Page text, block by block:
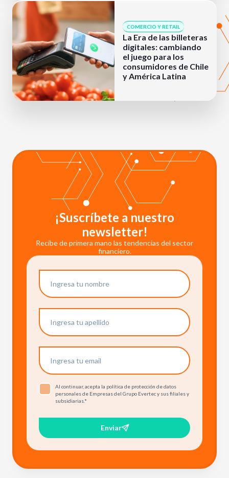
COMERCIO Y RETAIL
La Era de las billeteras
digitales: cambiando
el juego para los
consumidores de Chile
y América Latina
¡Suscríbete a nuestro
newsletter!
Recibe de primera mano las tendencias del sector
financiero.
Al continuar, acepta la política de protección de datos
personales de Empresas del Grupo Evertec y sus filiales y
subsidiarias.*
Enviar